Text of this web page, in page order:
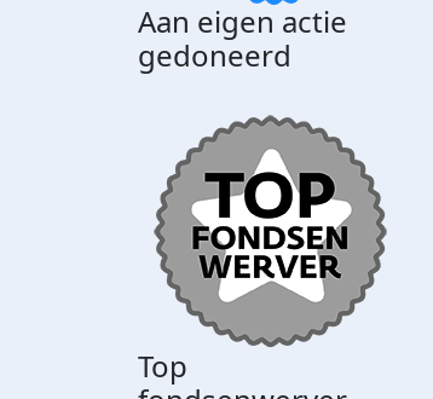
Aan eigen actie
gedoneerd
Top